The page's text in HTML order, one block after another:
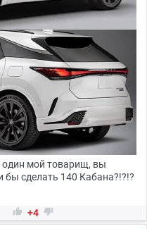
один мой товарищ, вы
бы сделать 140 Кабана?!?!?
 +4 